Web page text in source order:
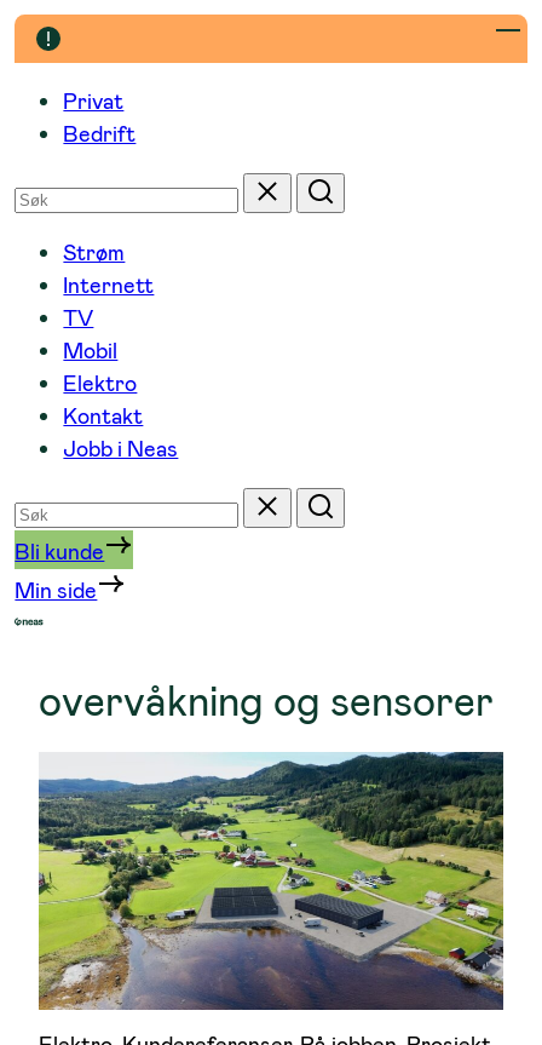
Hopp
til
innholdPrivat
Bedrift
Søk
etter
Tilbakestill
Søk
Strøm
Internett
TV
Mobil
Elektro
Kontakt
Jobb i Neas
Søk
etter
Tilbakestill
Søk
Bli kunde
Min side
overvåkning og sensorer